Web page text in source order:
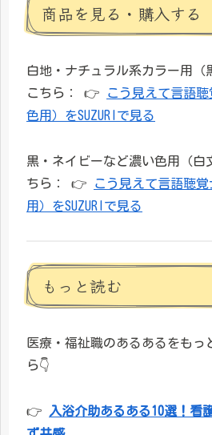
商品を見る・購入する
白地・ナチュラル系カラー用（
こちら： 👉
こう見えて言語
色用）をSUZURIで見る
黒・ネイビーなど濃い色用（白
ちら： 👉
こう見えて言語聴
用）をSUZURIで見る
もっと読む
医療・福祉職のあるあるをもっ
ら👇
👉
入浴介助あるある10選！看